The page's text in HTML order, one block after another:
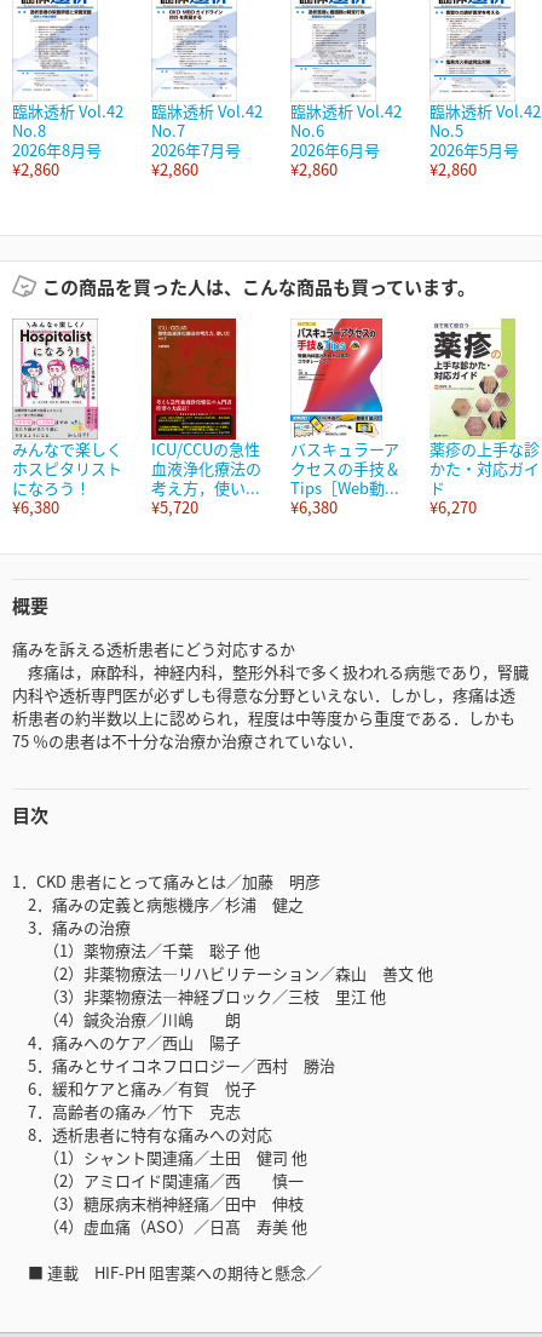
臨牀透析 Vol.42
No.8
2026年8月号
¥2,860
臨牀透析 Vol.42
No.7
2026年7月号
¥2,860
臨牀透析 Vol.42
No.6
2026年6月号
¥2,860
臨牀透析 Vol.42
No.5
2026年5月号
¥2,860
この商品を買った人は、こんな商品も買っています。
みんなで楽しく
ホスピタリスト
になろう！
¥6,380
ICU/CCUの急性
血液浄化療法の
考え方，使い...
¥5,720
バスキュラーア
クセスの手技＆
Tips［Web動...
¥6,380
薬疹の上手な診
かた・対応ガイ
ド
¥6,270
概要
痛みを訴える透析患者にどう対応するか
疼痛は，麻酔科，神経内科，整形外科で多く扱われる病態であり，腎臓
内科や透析専門医が必ずしも得意な分野といえない．しかし，疼痛は透
析患者の約半数以上に認められ，程度は中等度から重度である．しかも
75 ％の患者は不十分な治療か治療されていない．
目次
1．CKD 患者にとって痛みとは／加藤 明彦
2．痛みの定義と病態機序／杉浦 健之
3．痛みの治療
（1）薬物療法／千葉 聡子 他
（2）非薬物療法―リハビリテーション／森山 善文 他
（3）非薬物療法―神経ブロック／三枝 里江 他
（4）鍼灸治療／川嶋 朗
4．痛みへのケア／西山 陽子
5．痛みとサイコネフロロジー／西村 勝治
6．緩和ケアと痛み／有賀 悦子
7．高齢者の痛み／竹下 克志
8．透析患者に特有な痛みへの対応
（1）シャント関連痛／土田 健司 他
（2）アミロイド関連痛／西 慎一
（3）糖尿病末梢神経痛／田中 伸枝
（4）虚血痛（ASO）／日髙 寿美 他
■ 連載 HIF-PH 阻害薬への期待と懸念／